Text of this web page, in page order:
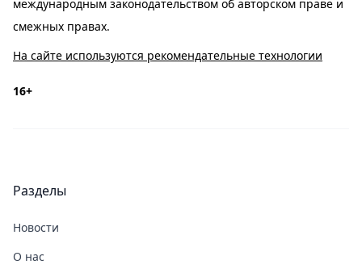
международным законодательством об авторском праве и
смежных правах.
На сайте используются рекомендательные технологии
16+
Разделы
Новости
О нас